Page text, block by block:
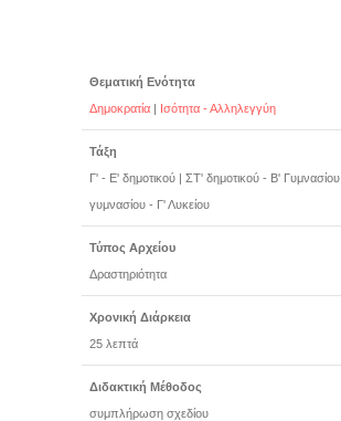
Θεματική Ενότητα
Δημοκρατία | Ισότητα - Αλληλεγγύη
Τάξη
Γ' - Ε' δημοτικού | ΣΤ' δημοτικού - Β' Γυμνασίου
γυμνασίου - Γ' Λυκείου
Τύπος Αρχείου
Δραστηριότητα
Χρονική Διάρκεια
25 λεπτά
Διδακτική Μέθοδος
συμπλήρωση σχεδίου